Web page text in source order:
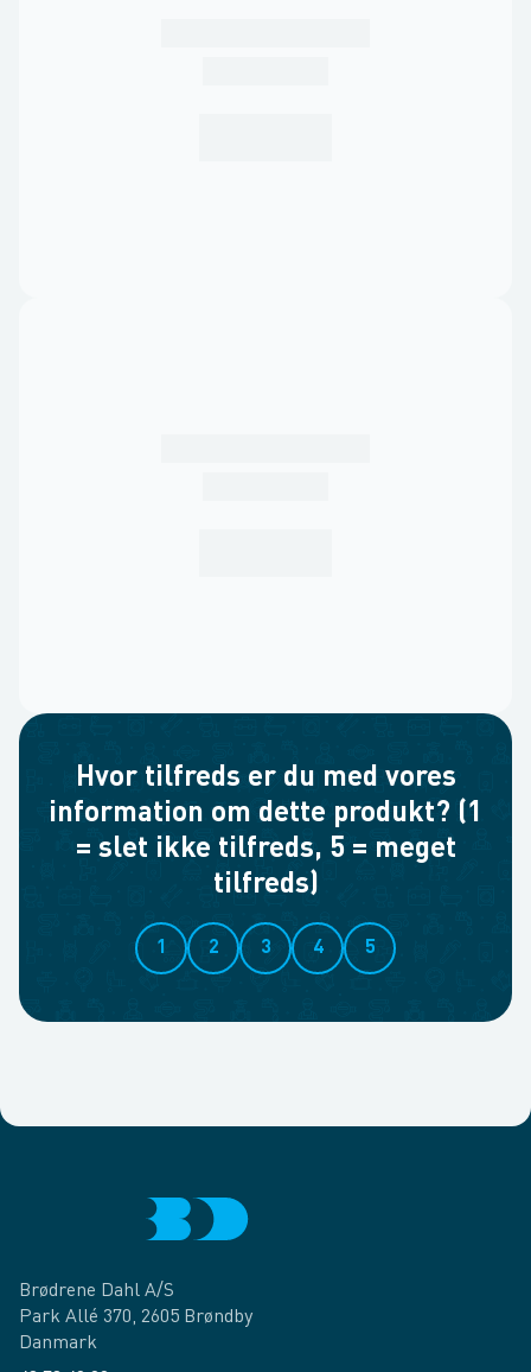
Hvor tilfreds er du med vores
information om dette produkt? (1
= slet ikke tilfreds, 5 = meget
tilfreds)
1 2 3 4 5
Brødrene Dahl A/S
Park Allé 370, 2605 Brøndby
Danmark